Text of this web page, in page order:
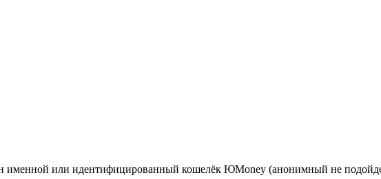
именной или идентифицированный кошелёк ЮMoney (анонимный не